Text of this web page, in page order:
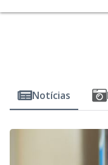
Notícias